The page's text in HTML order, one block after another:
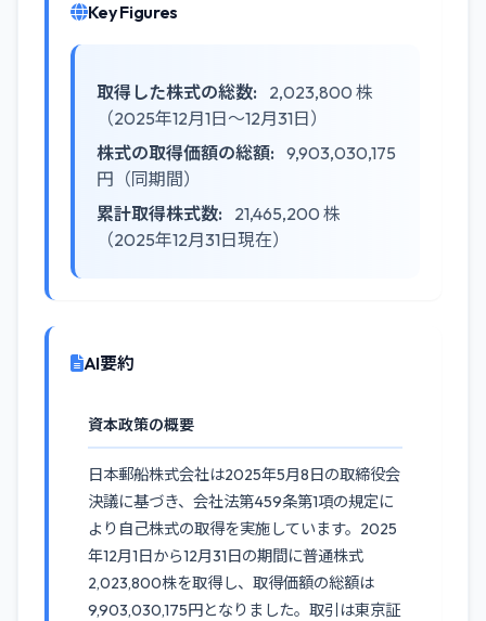
Key Figures
取得した株式の総数:
2,023,800 株
（2025年12月1日～12月31日）
株式の取得価額の総額: 9,903,030,175
円（同期間）
累計取得株式数:
21,465,200 株
（2025年12月31日現在）
AI要約
資本政策の概要
日本郵船株式会社は2025年5月8日の取締役会
決議に基づき、会社法第459条第1項の規定に
より自己株式の取得を実施しています。2025
年12月1日から12月31日の期間に普通株式
2,023,800株を取得し、取得価額の総額は
9,903,030,175円となりました。取引は東京証